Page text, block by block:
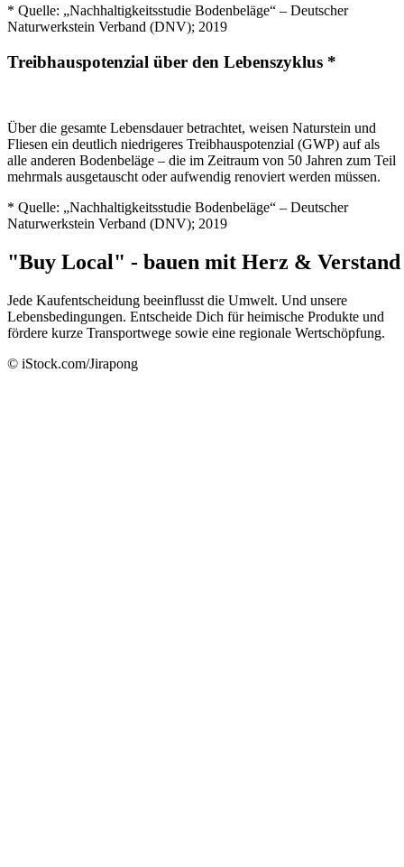
* Quelle: „Nachhaltigkeitsstudie Bodenbeläge“ – Deutscher
Naturwerkstein Verband (DNV); 2019
Treibhauspotenzial über den Lebenszyklus *
Über die gesamte Lebensdauer betrachtet, weisen Naturstein und
Fliesen ein deutlich niedrigeres Treibhauspotenzial (GWP) auf als
alle anderen Bodenbeläge – die im Zeitraum von 50 Jahren zum Teil
mehrmals ausgetauscht oder aufwendig renoviert werden müssen.
* Quelle: „Nachhaltigkeitsstudie Bodenbeläge“ – Deutscher
Naturwerkstein Verband (DNV); 2019
"Buy Local" - bauen mit Herz & Verstand
Jede Kaufentscheidung beeinflusst die Umwelt. Und unsere
Lebensbedingungen. Entscheide Dich für heimische Produkte und
fördere kurze Transportwege sowie eine regionale Wertschöpfung.
© iStock.com/Jirapong